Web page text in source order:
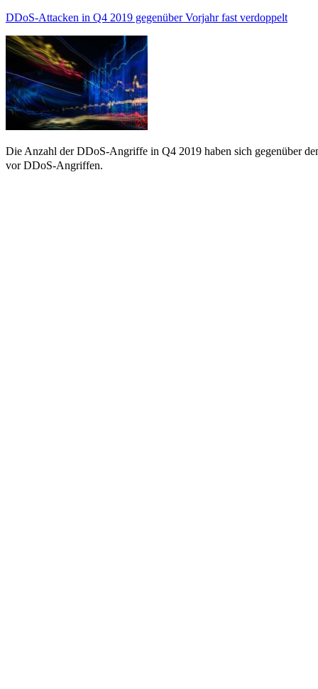
DDoS-Attacken in Q4 2019 gegenüber Vorjahr fast verdoppelt
Die Anzahl der DDoS-Angriffe in Q4 2019 haben sich gegenüber
vor DDoS-Angriffen.